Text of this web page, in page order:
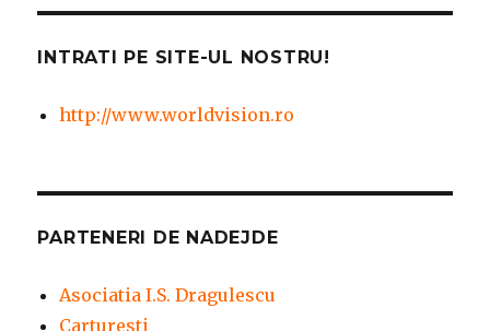
INTRATI PE SITE-UL NOSTRU!
http://www.worldvision.ro
PARTENERI DE NADEJDE
Asociatia I.S. Dragulescu
Carturesti